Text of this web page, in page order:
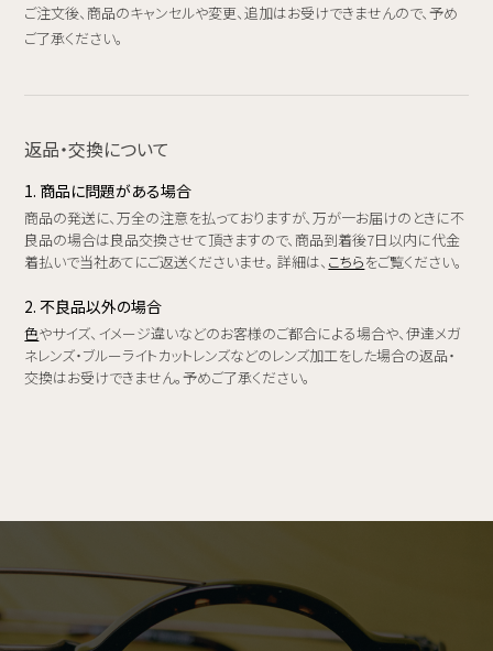
ご注文後、商品のキャンセルや変更、追加はお受けできませんので、予め
ご了承ください。
返品・交換について
1. 商品に問題がある場合
商品の発送に、万全の注意を払っておりますが、万が一お届けのときに不
良品の場合は良品交換させて頂きますので、商品到着後7日以内に代金
着払いで当社あてにご返送くださいませ。 詳細は、 こちらをご覧ください。
2. 不良品以外の場合
色やサイズ、イメージ違いなどのお客様のご都合による場合や、伊達メガ
ネレンズ・ブルーライトカットレンズなどのレンズ加工をした場合の返品・
交換はお受けできません。予めご了承ください。